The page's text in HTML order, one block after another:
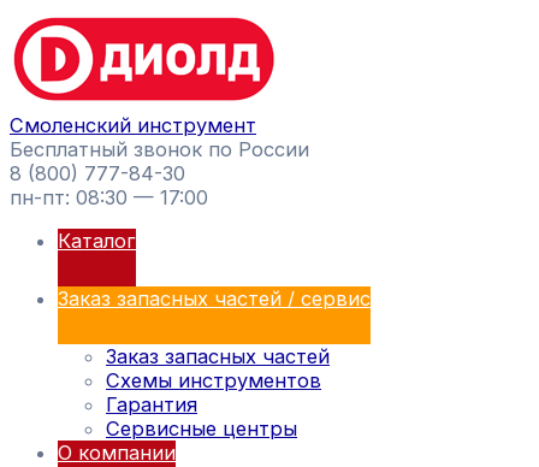
Перейти
к
содержимому
Смоленский инструмент
Бесплатный звонок по России
8 (800) 777-84-30
пн-пт: 08:30 — 17:00
Каталог
Заказ запасных частей / сервис
Заказ запасных частей
Схемы инструментов
Гарантия
Сервисные центры
О компании
Поиск
товаров